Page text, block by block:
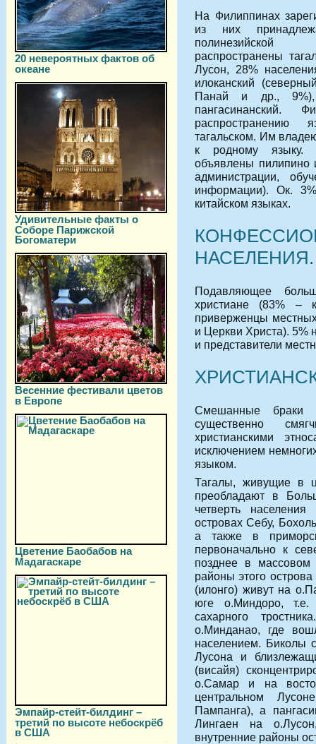
20 невероятных фактов об
океане
Удивительные факты о
Соборе Парижской
Богоматери
Весенние фестивали цветов
в Европе
Цветение Баобабов на
Мадагаскаре
Эмпайр-стейт-билдинг –
третий по высоте небоскрёб
в США
На Филиппинах
из них
распространены
Лусон, 28%
илоканский
Панай и др.,
пангасинанский.
распространению
тагальском. Им
к родному языку.
объявлены пилипино
администрации,
информации). Ок.
китайском языках.
НАСЕЛЕНИЯ.
Подавляющее
христиане (83% –
приверженцы
и Церкви Христа). 5%
и представители
Смешанные браки
существенно
христианскими
исключением
языком.
Тагалы, живущие в
преобладают в
четверть
островах Себу,
а также в
первоначально к
позднее в массовом
районы этого
(илонго) живут на
юге о.Миндоро,
сахарного
о.Минданао, где
населением. Биколы
Лусона и
(висайя)
о.Самар и на
центральном
Пампанга), а
Лингаен на
внутренние районы